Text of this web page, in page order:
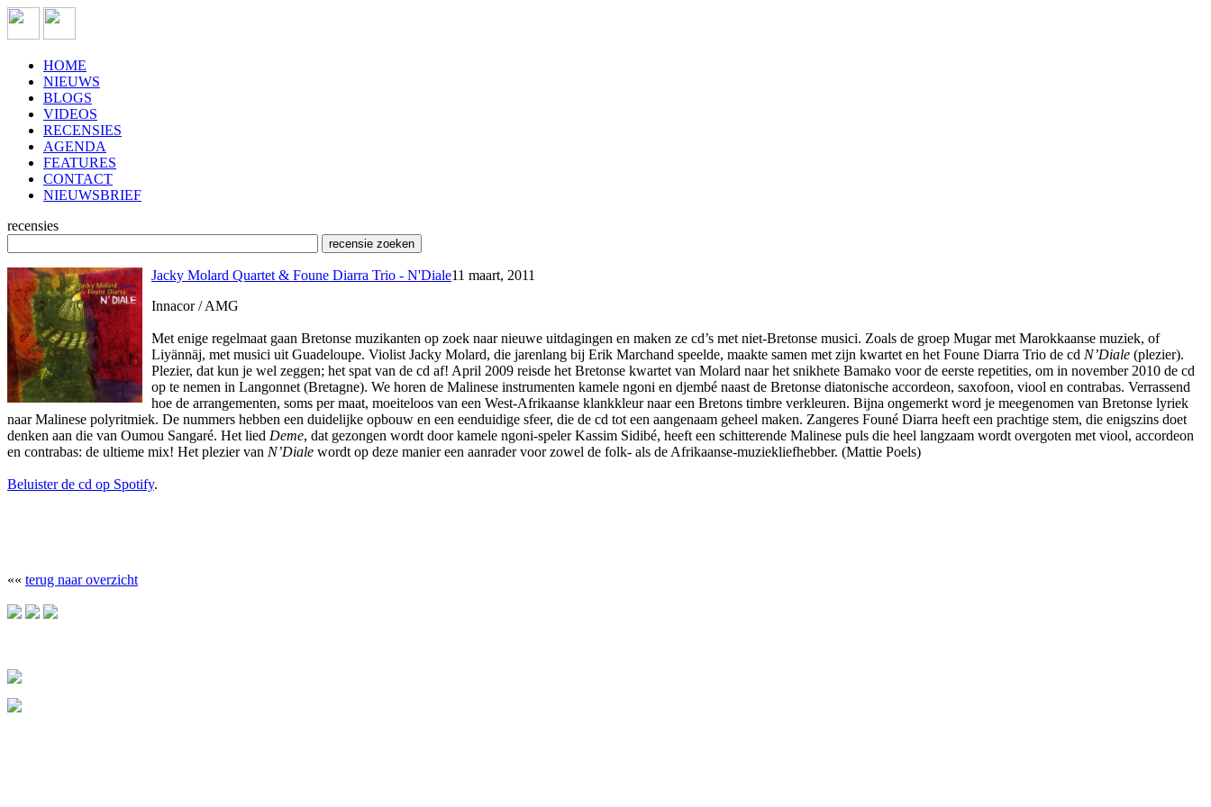
HOME
NIEUWS
BLOGS
VIDEOS
RECENSIES
AGENDA
FEATURES
CONTACT
NIEUWSBRIEF
recensies
Jacky Molard Quartet & Foune Diarra Trio - N'Diale11 maart, 2011
Innacor / AMG
Met enige regelmaat gaan Bretonse muzikanten op zoek naar nieuwe uitdagingen en maken ze cd’s met niet-Bretonse musici. Zoals de groep Mugar met Marokkaanse muziek, of
Liyännäj, met musici uit Guadeloupe. Violist Jacky Molard, die jarenlang bij Erik Marchand speelde, maakte samen met zijn kwartet en het Foune Diarra Trio de cd N’Diale (plezier).
Plezier, dat kun je wel zeggen; het spat van de cd af! April 2009 reisde het Bretonse kwartet van Molard naar het snikhete Bamako voor de eerste repetities, om in november 2010 de cd
op te nemen in Langonnet (Bretagne). We horen de Malinese instrumenten kamele ngoni en djembé naast de Bretonse diatonische accordeon, saxofoon, viool en contrabas. Verrassend
hoe de arrangementen, soms per maat, moeiteloos van een West-Afrikaanse klankkleur naar een Bretons timbre verkleuren. Bijna ongemerkt word je meegenomen van Bretonse lyriek
naar Malinese polyritmiek. De nummers hebben een duidelijke opbouw en een eenduidige sfeer, die de cd tot een aangenaam geheel maken. Zangeres Founé Diarra heeft een prachtige stem, die enigszins doet
denken aan die van Oumou Sangaré. Het lied Deme, dat gezongen wordt door kamele ngoni-speler Kassim Sidibé, heeft een schitterende Malinese puls die heel langzaam wordt overgoten met viool, accordeon
en contrabas: de ultieme mix! Het plezier van N’Diale wordt op deze manier een aanrader voor zowel de folk- als de Afrikaanse-muziekliefhebber. (Mattie Poels)
Beluister de cd op Spotify.
«« terug naar overzicht